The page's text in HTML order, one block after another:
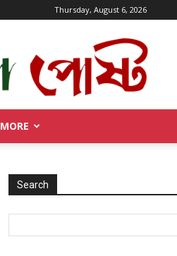
Thursday, August 6, 2026
MORE
Search